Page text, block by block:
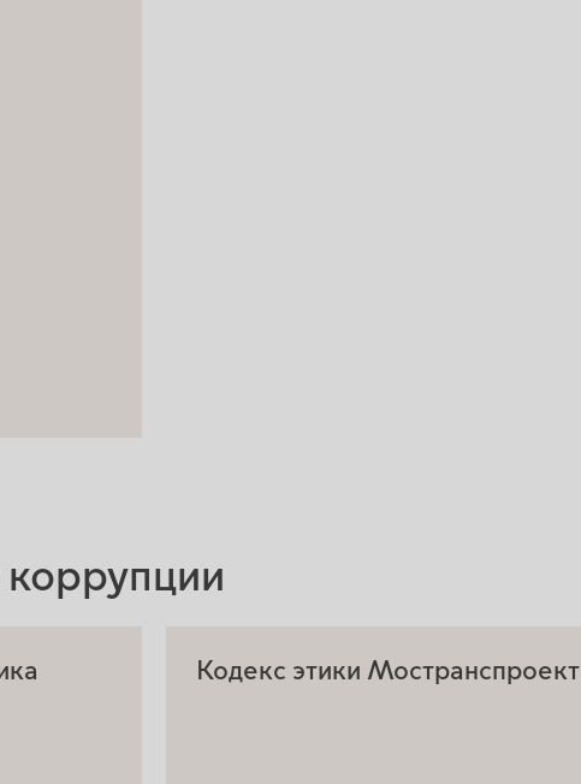
Кодекс этики Мостранспроект